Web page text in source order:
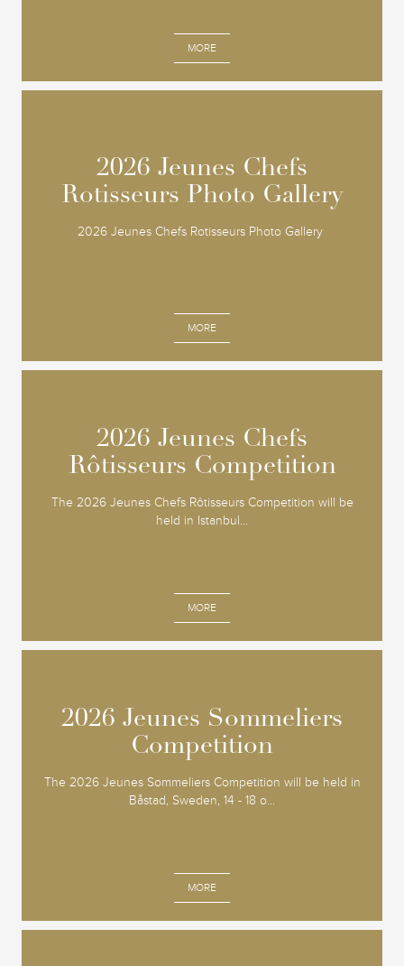
MORE
2026 Jeunes Chefs
Rotisseurs Photo Gallery
2026 Jeunes Chefs Rotisseurs Photo Gallery
MORE
2026 Jeunes Chefs
Rotisseurs Photo Gallery
2026 Jeunes Chefs
Rôtisseurs Competition
The 2026 Jeunes Chefs Rôtisseurs Competition will be
held in Istanbul...
MORE
2026 Jeunes Chefs
Rôtisseurs Competition
2026 Jeunes Sommeliers
Competition
The 2026 Jeunes Sommeliers Competition will be held in
Båstad, Sweden, 14 - 18 o...
MORE
2026 Jeunes Sommeliers
Competition